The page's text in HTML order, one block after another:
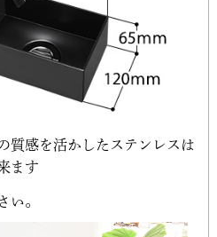
質感を活かしたステンレスは
ます
い。